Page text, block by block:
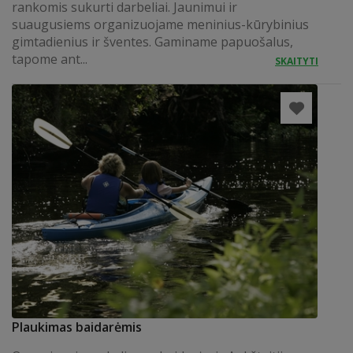
rankomis sukurti darbeliai. Jaunimui ir
suaugusiems organizuojame meninius-kūrybinius
gimtadienius ir šventes. Gaminame papuošalus,
tapome ant...
SKAITYTI
Plaukimas baidarėmis